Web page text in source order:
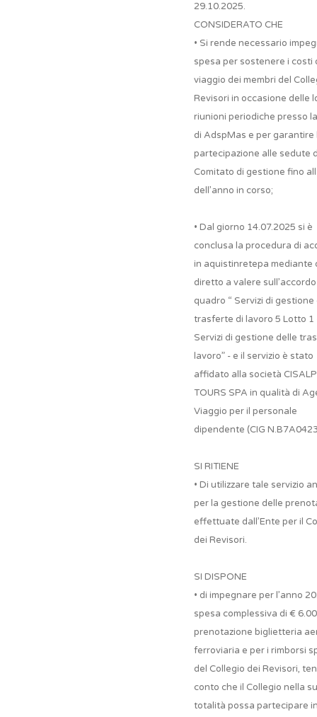
29.10.2025.
CONSIDERATO CHE
• Si rende necessario
spesa per sostenere i costi
viaggio dei membri del
Revisori in occasione delle
riunioni periodiche presso
di AdspMas e per garantire
partecipazione alle sedute
Comitato di gestione fino
dell’anno in corso;
• Dal giorno 14.07.2025 si è
conclusa la procedura di
in aquistinretepa mediante
diretto a valere sull’accordo
quadro “ Servizi di gestione
trasferte di lavoro 5 Lotto 1
Servizi di gestione delle
lavoro” - e il servizio è stato
affidato alla società
TOURS SPA in qualità di
Viaggio per il personale
dipendente (CIG
SI RITIENE
• Di utilizzare tale servizio
per la gestione delle
effettuate dall’Ente per il
dei Revisori.
SI DISPONE
• di impegnare per l’anno
spesa complessiva di €
prenotazione biglietteria
ferroviaria e per i rimborsi
del Collegio dei Revisori,
conto che il Collegio nella
totalità possa partecipare